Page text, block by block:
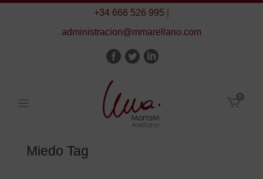
+34 666 526 995
administracion@mmarellano.com
0
Miedo Tag